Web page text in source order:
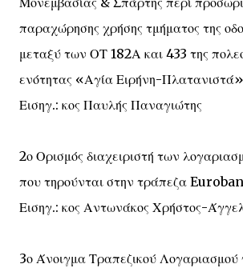
παραχώρησης χρήσης τμήματος της
μεταξύ των ΟΤ 182Α και 433 της
ενότητας «Αγία Ειρήνη-
Εισηγ.: κος Παυλής Παναγιώτης
2ο Ορισμός διαχειριστή των
που τηρούνται στην τράπεζα
Εισηγ.: κος Αντωνάκος Χρήστος-
3ο Άνοιγμα Τραπεζικού Λογαριασμού